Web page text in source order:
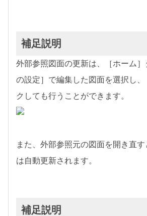
補足説明
外部参照図面の更新は、［ホーム］
の設定］で編集した図面を選択し
クしても行うことができます。
また、外部参照元の図面を開き直
は自動更新されます。
補足説明